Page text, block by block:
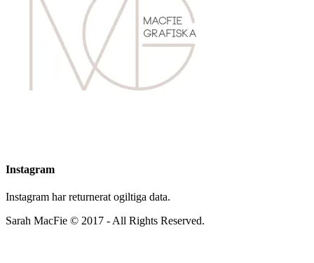
Instagram
Instagram har returnerat ogiltiga data.
Sarah MacFie © 2017 - All Rights Reserved.